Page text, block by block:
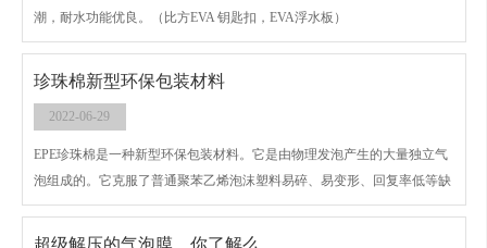
潮，耐水功能优良。（比方EVA 钥匙扣，EVA浮水板）
珍珠棉新型环保包装材料
2022-06-29
EPE珍珠棉是一种新型环保包装材料。它是由物理发泡产生的大量独立气
泡组成的。它克服了普通聚苯乙烯泡沫塑料易碎、易变形、回复率低等缺
点。具有防水、防潮、防震、隔音、保温、可塑性好、韧性强、可回收、
环保、抗冲击性强等优点，还具有良好的耐化学性。是传统包装材料的理
超级解压的气泡膜，你了解么